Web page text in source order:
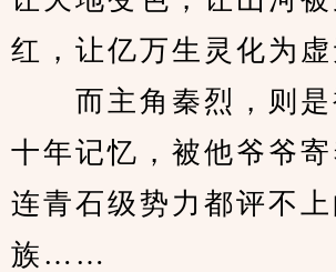
红，让亿万生灵化为虚
而主角秦烈，则是
十年记忆，被他爷爷
连青石级势力都评不
族……